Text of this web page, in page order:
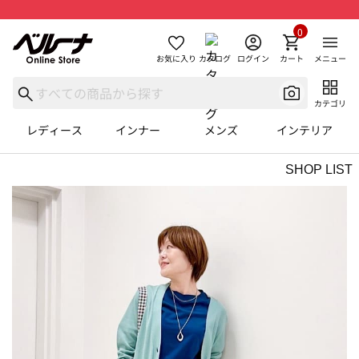
お気に入り カタログ ログイン カート
0
メニュー
カテゴリ
レディース インナー メンズ インテリア
SHOP LIST